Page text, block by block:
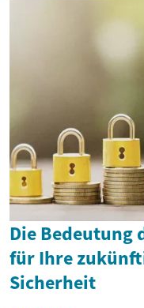
Die Bedeutung
für Ihre
Sicherheit